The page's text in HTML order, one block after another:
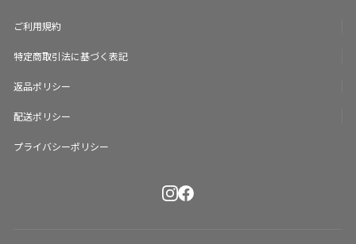
ご利用規約
特定商取引法に基づく表記
返品ポリシー
配送ポリシー
プライバシーポリシー